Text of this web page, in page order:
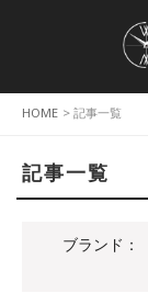
HOME > 記事一覧
記事一覧
ブランド：